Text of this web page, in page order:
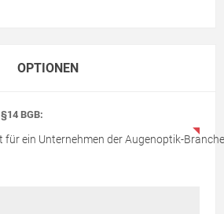
OPTIONEN
BGB:
für ein Unternehmen der Augenoptik-Branche